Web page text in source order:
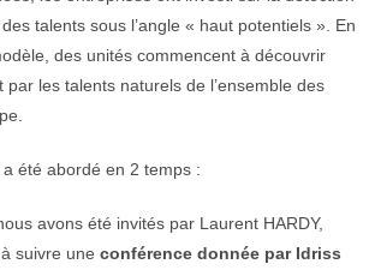
talents sous l’angle « haut potentiels ». En
des unités commencent à découvrir
les talents naturels de l’ensemble des
été abordé en 2 temps :
avons été invités par Laurent HARDY,
suivre une conférence donnée par Idriss